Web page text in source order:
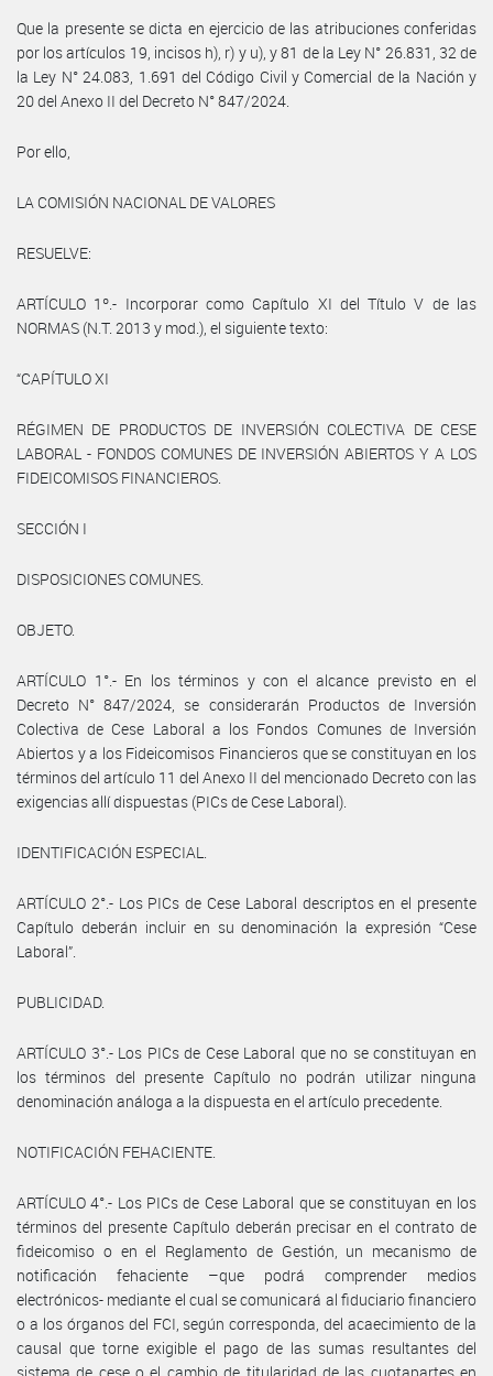
Que la presente se dicta en ejercicio de las atribuciones conferidas
por los artículos 19, incisos h), r) y u), y 81 de la Ley N° 26.831, 32 de
la Ley N° 24.083, 1.691 del Código Civil y Comercial de la Nación y
20 del Anexo II del Decreto N° 847/2024.
Por ello,
LA COMISIÓN NACIONAL DE VALORES
RESUELVE:
ARTÍCULO 1º.- Incorporar como Capítulo XI del Título V de las
NORMAS (N.T. 2013 y mod.), el siguiente texto:
“CAPÍTULO XI
RÉGIMEN DE PRODUCTOS DE INVERSIÓN COLECTIVA DE CESE
LABORAL - FONDOS COMUNES DE INVERSIÓN ABIERTOS Y A LOS
FIDEICOMISOS FINANCIEROS.
SECCIÓN I
DISPOSICIONES COMUNES.
OBJETO.
ARTÍCULO 1°.- En los términos y con el alcance previsto en el
Decreto N° 847/2024, se considerarán Productos de Inversión
Colectiva de Cese Laboral a los Fondos Comunes de Inversión
Abiertos y a los Fideicomisos Financieros que se constituyan en los
términos del artículo 11 del Anexo II del mencionado Decreto con las
exigencias allí dispuestas (PICs de Cese Laboral).
IDENTIFICACIÓN ESPECIAL.
ARTÍCULO 2°.- Los PICs de Cese Laboral descriptos en el presente
Capítulo deberán incluir en su denominación la expresión “Cese
Laboral”.
PUBLICIDAD.
ARTÍCULO 3°.- Los PICs de Cese Laboral que no se constituyan en
los términos del presente Capítulo no podrán utilizar ninguna
denominación análoga a la dispuesta en el artículo precedente.
NOTIFICACIÓN FEHACIENTE.
ARTÍCULO 4°.- Los PICs de Cese Laboral que se constituyan en los
términos del presente Capítulo deberán precisar en el contrato de
fideicomiso o en el Reglamento de Gestión, un mecanismo de
notificación fehaciente –que podrá comprender medios
electrónicos- mediante el cual se comunicará al fiduciario financiero
o a los órganos del FCI, según corresponda, del acaecimiento de la
causal que torne exigible el pago de las sumas resultantes del
sistema de cese o el cambio de titularidad de las cuotapartes en